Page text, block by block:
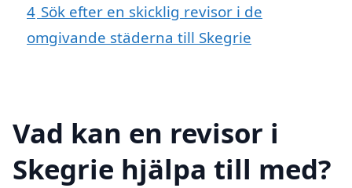
4 Sök efter en skicklig revisor i de
omgivande städerna till Skegrie
Vad kan en revisor i
Skegrie hjälpa till med?